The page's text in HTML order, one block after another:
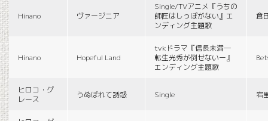
Hinano ヴァージニア
Single/TVアニメ『うちの
師匠はしっぽがない』エ
ンディング主題歌
倉
Hinano Hopeful Land
tvkドラマ『信長未満―
転生光秀が倒せないー』
エンディング主題歌
ヒロコ・グ
レース
うぬぼれて誘惑 Single 岩